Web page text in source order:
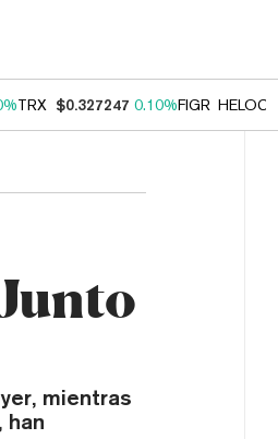
TRX $0.327247 0.10%FIGR_HELOC
mientras
han